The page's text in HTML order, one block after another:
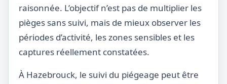
raisonnée. L’objectif n’est pas de multiplier les
pièges sans suivi, mais de mieux observer les
périodes d’activité, les zones sensibles et les
captures réellement constatées.
À Hazebrouck, le suivi du piégeage peut être